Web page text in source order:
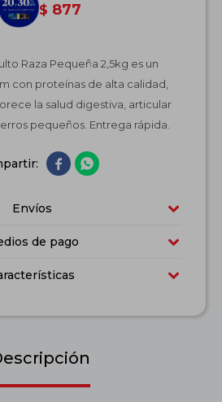
$ 877
Raza Pequeña 2,5kg es un
con proteínas de alta calidad,
la salud digestiva, articular
pequeños. Entrega rápida.
 
Envíos
de pago